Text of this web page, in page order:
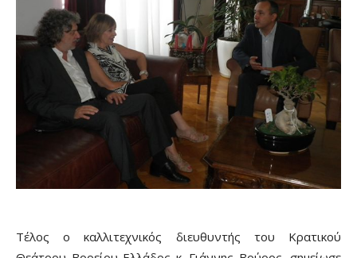
Τέλος ο καλλιτεχνικός διευθυντής του Κρατικού